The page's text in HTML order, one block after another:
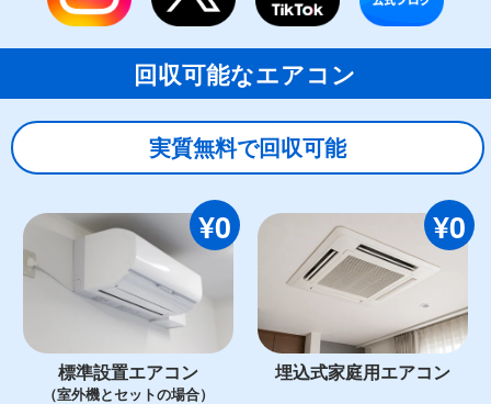
回収可能なエアコン
実質無料で回収可能
¥0
標準設置エアコン
（室外機とセットの場合）
¥0
埋込式家庭用エアコン